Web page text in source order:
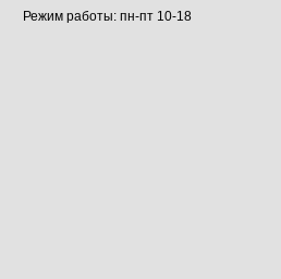
Режим работы: пн-пт 10-18